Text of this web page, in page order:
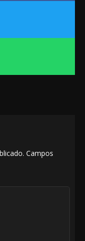
Campos